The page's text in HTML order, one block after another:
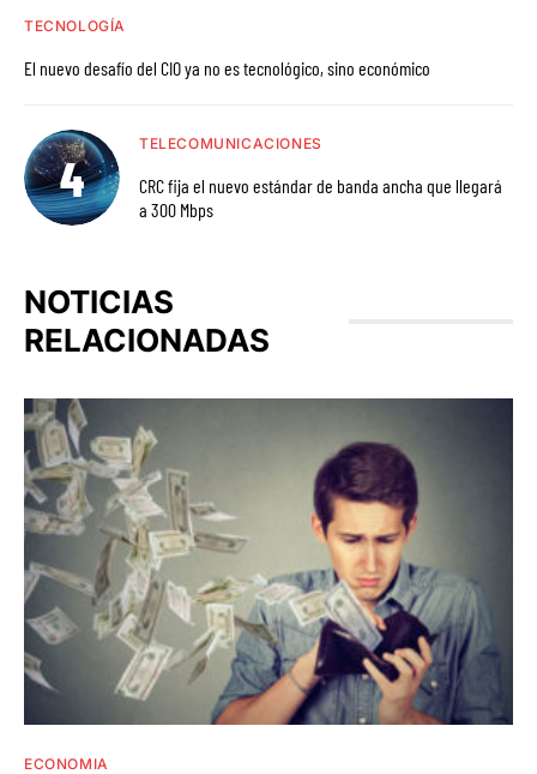
TECNOLOGÍA
El nuevo desafío del CIO ya no es tecnológico, sino económico
TELECOMUNICACIONES
CRC fija el nuevo estándar de banda ancha que llegará
a 300 Mbps
NOTICIAS
RELACIONADAS
ECONOMIA